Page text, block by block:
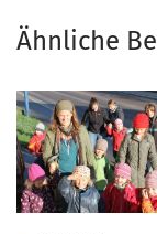
Ähnliche